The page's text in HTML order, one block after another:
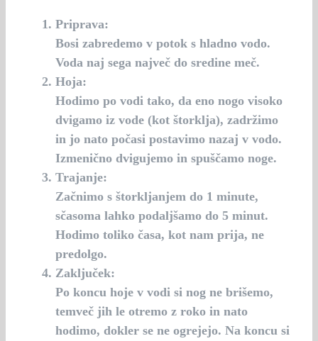
Priprava:
Bosi zabredemo v potok s hladno vodo.
Voda naj sega največ do sredine meč.
Hoja:
Hodimo po vodi tako, da eno nogo visoko
dvigamo iz vode (kot štorklja), zadržimo
in jo nato počasi postavimo nazaj v vodo.
Izmenično dvigujemo in spuščamo noge.
Trajanje:
Začnimo s štorkljanjem do 1 minute,
sčasoma lahko podaljšamo do 5 minut.
Hodimo toliko časa, kot nam prija, ne
predolgo.
Zaključek:
Po koncu hoje v vodi si nog ne brišemo,
temveč jih le otremo z roko in nato
hodimo, dokler se ne ogrejejo. Na koncu si